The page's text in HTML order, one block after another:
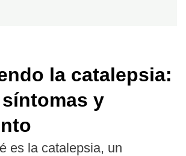
la catalepsia:
y
es la catalepsia, un